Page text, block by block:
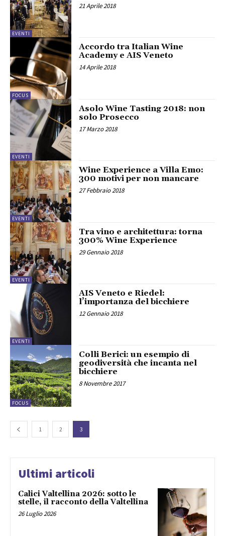
EVENTI
21 Aprile 2018
FOCUS
Accordo tra Italian Wine
Academy e AIS Veneto
14 Aprile 2018
EVENTI
Asolo Wine Tasting 2018: non
solo Prosecco
17 Marzo 2018
EVENTI
Wine Experience a Villa Emo:
300 motivi per non mancare
27 Febbraio 2018
EVENTI
Tra vino e architettura: torna
300% Wine Experience
29 Gennaio 2018
EVENTI
AIS Veneto e Riedel:
l’importanza del bicchiere
12 Gennaio 2018
FOCUS
Colli Berici: un esempio di
geodiversità che incanta nel
bicchiere
8 Novembre 2017
1 2 3
Ultimi articoli
Calici Valtellina 2026: sotto le
stelle, il racconto della Valtellina
26 Luglio 2026